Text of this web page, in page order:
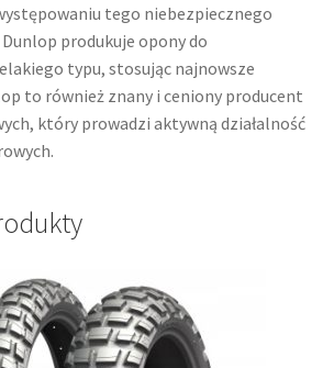
tego niebezpiecznego
produkuje opony do
typu, stosując najnowsze
to również znany i ceniony producent
który prowadzi aktywną działalność